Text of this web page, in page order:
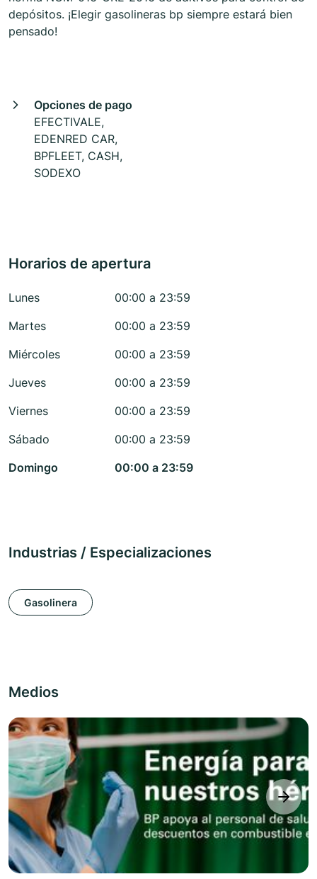
depósitos. ¡Elegir gasolineras bp siempre estará bien
pensado!
Opciones de pago
EFECTIVALE,
EDENRED CAR,
BPFLEET, CASH,
SODEXO
Horarios de apertura
Lunes
00:00 a 23:59
Martes
00:00 a 23:59
Miércoles
00:00 a 23:59
Jueves
00:00 a 23:59
Viernes
00:00 a 23:59
Sábado
00:00 a 23:59
Domingo
00:00 a 23:59
Industrias / Especializaciones
Gasolinera
Medios
next